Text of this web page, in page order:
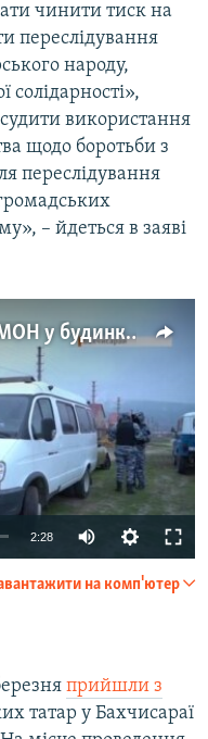
чинити тиск на
переслідування
народу,
солідарності»,
використання
щодо боротьби з
переслідування
– йдеться в заяві
«Обшук у грубій формі»: ОМОН у будинках кримських татар (відео)
available
2:28
1080p
на комп'ютер
прийшли з
татар у Бахчисараї